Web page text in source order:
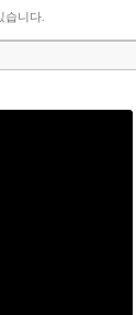
습니다.